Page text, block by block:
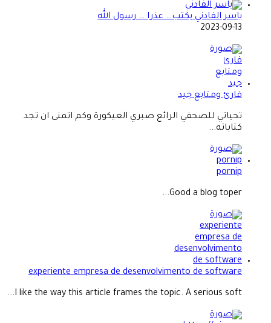
ياسر الفادني يكتب… عذرا … رسول الله
2023-09-13
قارئ ومتابع جيد
تحياتي للصحفي الرائع صبري العيكورة وكم اتمنى ان تجد
كتاباته...
pornip
Good a blog toper...
experiente empresa de desenvolvimento de software
I like the way this article frames the topic. A serious soft...